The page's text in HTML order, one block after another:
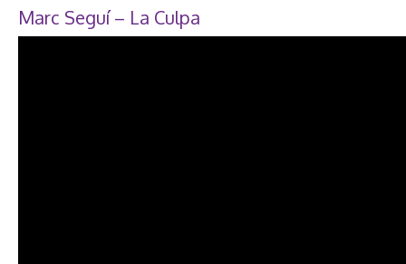
Marc Seguí – La Culpa